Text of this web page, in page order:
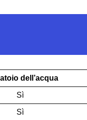
dell’acqua
Sì
Sì